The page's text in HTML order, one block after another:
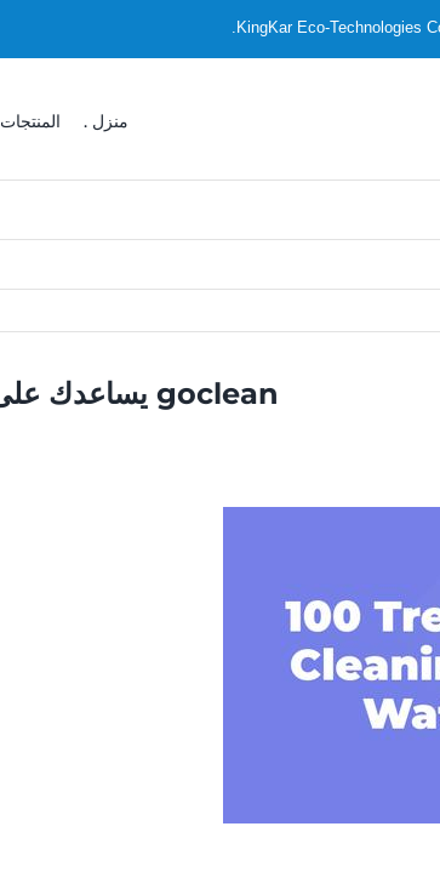
منزل . المنتجات
goclean يساعدك على بدء خدمة تنظيف السيارات